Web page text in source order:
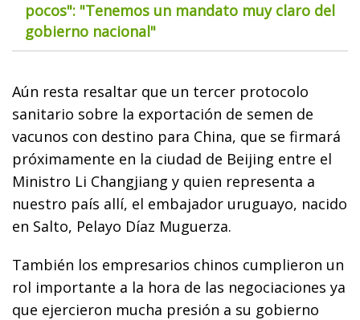
pocos": "Tenemos un mandato muy claro del
gobierno nacional"
Aún resta resaltar que un tercer protocolo
sanitario sobre la exportación de semen de
vacunos con destino para China, que se firmará
próximamente en la ciudad de Beijing entre el
Ministro Li Changjiang y quien representa a
nuestro país allí, el embajador uruguayo, nacido
en Salto, Pelayo Díaz Muguerza.
También los empresarios chinos cumplieron un
rol importante a la hora de las negociaciones ya
que ejercieron mucha presión a su gobierno